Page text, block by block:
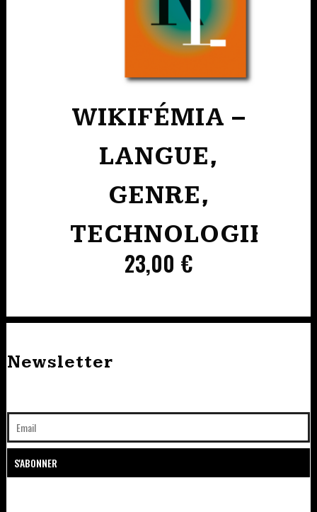
WIKIFÉMIA –
LANGUE,
GENRE,
TECHNOLOGIES
23,00 €
Newsletter